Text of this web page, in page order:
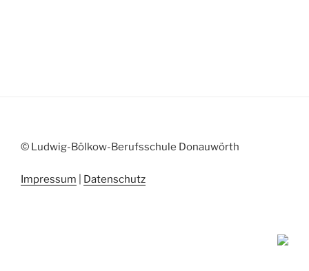
© Ludwig-Bölkow-Berufsschule Donauwörth
Impressum Datenschutz